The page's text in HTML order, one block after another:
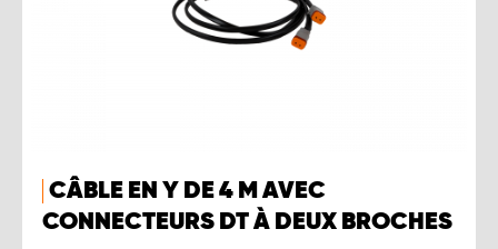
CÂBLE EN Y DE 4 M AVEC
CONNECTEURS DT À DEUX BROCHES